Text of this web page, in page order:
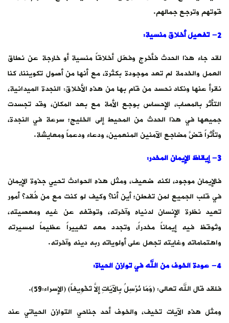
قوتهم وترجع جمالهم.
2- تفعيل أخلاق منسية:
لقد جاء هذا الحدث فأخرج وفعّل أخلاقاً منسية أو خارجة عن نطاق
العمل والخدمة لم تعد موجودة بكثرة، مع أنها من أصول تكويننا، كنا
نقرأ عنها ونكاد نحسد من قام بها من هذه الأخلاق: النجدة الميدانية،
التأثر بالمصاب، الإحساس بوجع الأمة مع بعد المكان، وقد تجسدت
جميعها في هذا الحدث من المحيط إلى الخليج؛ سرعة في النجدة،
وتأثراً قضَّ مضاجع الآمنين المنعمين، ودعاء ودعماً ومعايشة.
3- إيقاظ الإيمان المخدر:
فالإيمان موجود، لكنه ضعيف، ومثل هذه الحوادث تحيي جذوة الإيمان
في قلب الجميع لمن تفطن؛ أين أنا؟ وكيف لو كنت مع من فُقد؟ أمور
تعيد نظرة الإنسان لدنياه وآخرته، وتوقفه عن غيه ومعصيته،
وتُوقظ فيه إيماناً مخدراً، وتجدد معه تغييراً عظيماً لمسيرته
واهتماماته وغايته تجعل على أولوياته ربه دينه وآخرته.
4- عودة الخوف من الله في توازن الحياة:
فلقد قال الله تعالى: (وَمَا نُرْسِلُ بِالآيَاتِ إِلاَّ تَخْوِيفاً) (الإسراء:59).
ومثل هذه الآيات تخيف، والخوف أحد جناحي التوازن الحياتي عند